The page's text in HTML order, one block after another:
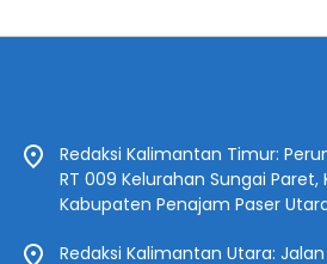
Redaksi Kalimantan Timur:
RT 009 Kelurahan Sungai
Kabupaten Penajam Paser
Redaksi Kalimantan Utara: